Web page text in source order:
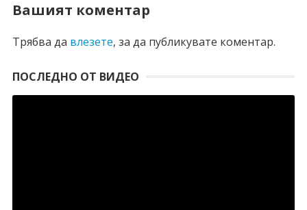
Вашият коментар
Трябва да влезете, за да публикувате коментар.
ПОСЛЕДНО ОТ ВИДЕО